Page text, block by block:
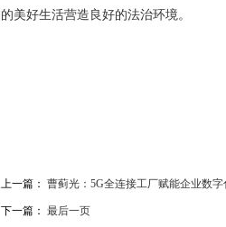
的美好生活营造良好的法治环境。
上一篇： 曹蓟光：5G全连接工厂赋能企业数
下一篇： 最后一页